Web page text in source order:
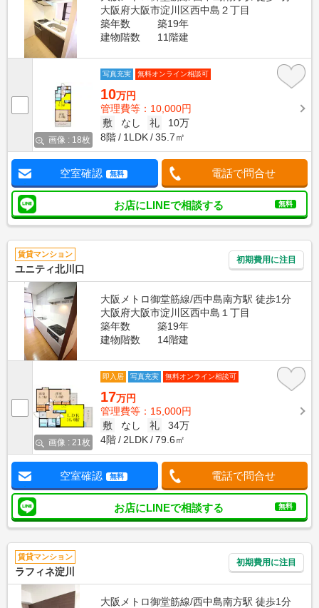
大阪府大阪市淀川区西中島２丁目
築年数
築19年
建物階数
11階建
画像 : 18枚
写真充実 無料オンライン相談可
10万円
管理費等：10,000円
敷
なし 礼
10万
8階
1LDK 35.7㎡
空室確認 無料 電話で問合せ
お店にLINEで相談する 無料
賃貸マンション
ユニティ北川口
初期費用に注目
大阪メトロ御堂筋線/西中島南方駅 徒歩1分
大阪府大阪市淀川区西中島１丁目
築年数
築19年
建物階数
14階建
画像 : 21枚
即入居 写真充実 無料オンライン相談可
17万円
管理費等：15,000円
敷
なし 礼
34万
4階
2LDK 79.6㎡
空室確認 無料 電話で問合せ
お店にLINEで相談する 無料
賃貸マンション
ラフィネ淀川
初期費用に注目
大阪メトロ御堂筋線/西中島南方駅 徒歩1分